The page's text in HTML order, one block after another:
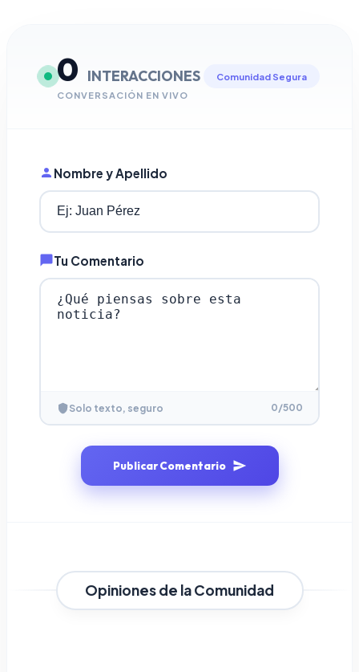
0 INTERACCIONES
CONVERSACIÓN EN VIVO
Comunidad Segura
Nombre y Apellido
Tu Comentario
Solo texto, seguro 0/500
Publicar Comentario
Opiniones de la Comunidad